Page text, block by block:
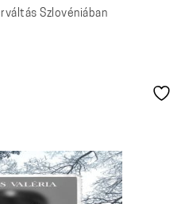
Szlovéniában